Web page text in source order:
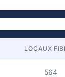
LOCAUX
564